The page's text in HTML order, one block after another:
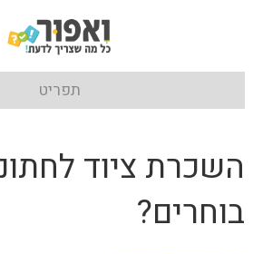
תפריט
השכרת ציוד
בוחרים?